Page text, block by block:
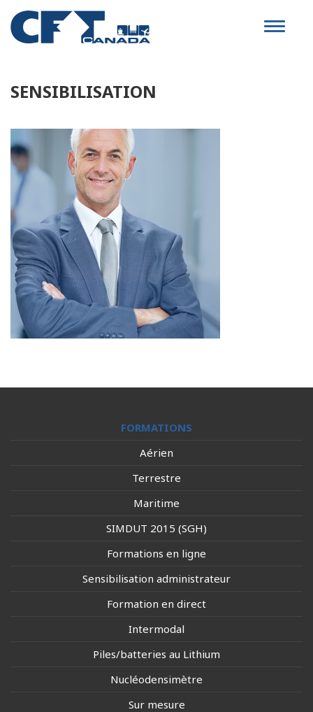
Toggle
SENSIBILISATION
FORMATIONS
Aérien
Terrestre
Maritime
SIMDUT 2015 (SGH)
Formations en ligne
Sensibilisation administrateur
Formation en direct
Intermodal
Piles/batteries au Lithium
Nucléodensimètre
Sur mesure